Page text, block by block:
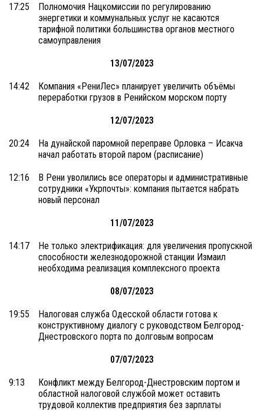
17:25
Полномочия Нацкомиссии по регулированию
энергетики и коммунальных услуг не касаются
тарифной политики большинства органов местного
самоуправления
13/07/2023
14:42
Компания «РениЛес» планирует увеличить объёмы
переработки грузов в Ренийском морском порту
12/07/2023
20:24
На дунайской паромной переправе Орловка – Исакча
начал работать второй паром (расписание)
12:16
В Рени уволились все операторы и административные
сотрудники «Укрпочты»: компания пытается набрать
новый персонал
11/07/2023
14:17
Не только электрификация: для увеличения пропускной
способности железнодорожной станции Измаил
необходима реализация комплексного проекта
08/07/2023
19:55
Налоговая служба Одесской области готова к
конструктивному диалогу с руководством Белгород-
Днестровского порта по долговым вопросам
07/07/2023
9:13
Конфликт между Белгород-Днестровским портом и
областной налоговой службой может оставить
трудовой коллектив предприятия без зарплаты